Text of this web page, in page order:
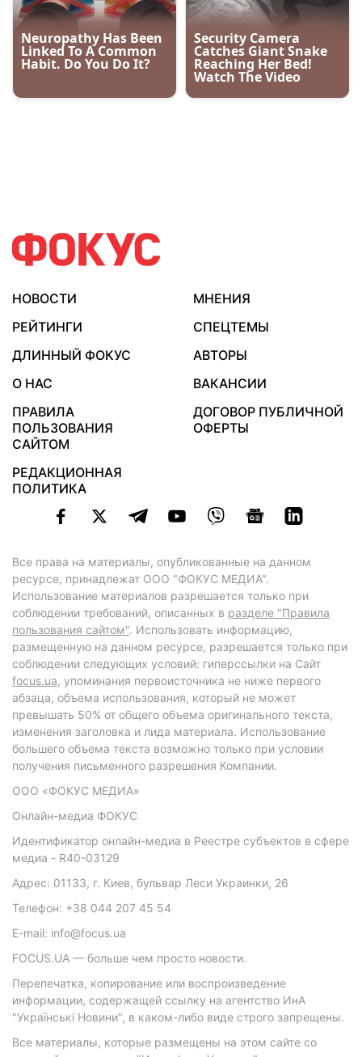
НОВОСТИ
МНЕНИЯ
РЕЙТИНГИ
СПЕЦТЕМЫ
ДЛИННЫЙ ФОКУС
АВТОРЫ
О НАС
ВАКАНСИИ
ПРАВИЛА
ПОЛЬЗОВАНИЯ
САЙТОМ
ДОГОВОР ПУБЛИЧНОЙ
ОФЕРТЫ
РЕДАКЦИОННАЯ
ПОЛИТИКА
Все права на материалы, опубликованные на данном
ресурсе, принадлежат ООО "ФОКУС МЕДИА".
Использование материалов разрешается только при
соблюдении требований, описанных в разделе "Правила
пользования сайтом". Использовать информацию,
размещенную на данном ресурсе, разрешается только при
соблюдении следующих условий: гиперссылки на Сайт
focus.ua, упоминания первоисточника не ниже первого
абзаца, объема использования, который не может
превышать 50% от общего объема оригинального текста,
изменения заголовка и лида материала. Использование
большего объема текста возможно только при условии
получения письменного разрешения Компании.
ООО «ФОКУС МЕДИА»
Онлайн-медиа ФОКУС
Идентификатор онлайн-медиа в Реестре субъектов в сфере
медиа - R40-03129
Адрес: 01133, г. Киев, бульвар Леси Украинки, 26
Телефон: +38 044 207 45 54
E-mail: info@focus.ua
FOCUS.UA — больше чем просто новости.
Перепечатка, копирование или воспроизведение
информации, содержащей ссылку на агентство ИнА
"Українські Новини", в каком-либо виде строго запрещены.
Все материалы, которые размещены на этом сайте со